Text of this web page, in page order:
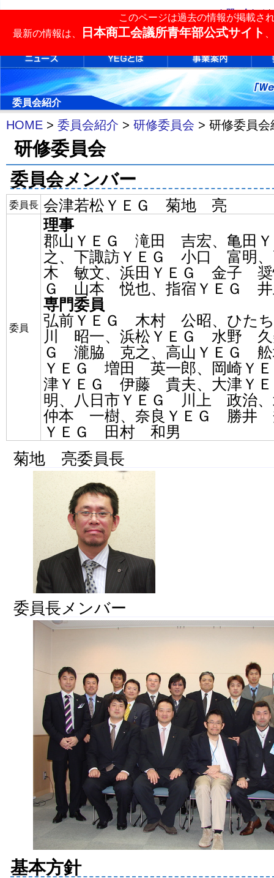
このページは過去の情報が掲載さ
最新の情報は、
日本商工会議所青年部公式サイト
お問い合わせ|
単会検索
HOME > 委員会紹介 > 研修委員会 > 研修委員会
委員会紹介
研修委員会
委員会メンバー
委員長 会津若松ＹＥＧ 菊地 亮
委員
理事
郡山ＹＥＧ 滝田 吉宏、亀田
之、下諏訪ＹＥＧ 小口 富明
木 敏文、浜田ＹＥＧ 金子 奨
Ｇ 山本 悦也、指宿ＹＥＧ
専門委員
弘前ＹＥＧ 木村 公昭、ひた
川 昭一、浜松ＹＥＧ 水野 久
Ｇ 瀧脇 克之、高山ＹＥＧ
ＹＥＧ 増田 英一郎、岡崎Ｙ
津ＹＥＧ 伊藤 貴夫、大津Ｙ
明、八日市ＹＥＧ 川上 政治
仲本 一樹、奈良ＹＥＧ 勝井
ＹＥＧ 田村 和男
菊地 亮委員長
委員長メンバー
基本方針